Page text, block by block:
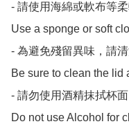
- 請使用海綿或軟布等
Use a sponge or soft
- 為避免殘留異味，請
Be sure to clean the lid
- 請勿使用酒精抹拭杯
Do not use Alcohol for